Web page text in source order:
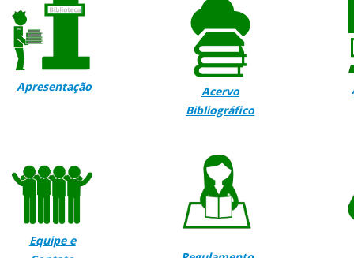
Apresentação
Acervo
Bibliográfico
Equipe e